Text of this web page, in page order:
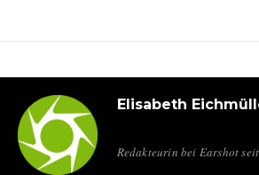
Elisabeth
Redakteurin bei Earshot